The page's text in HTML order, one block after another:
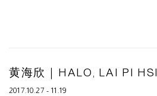
黄海欣｜HALO, LAI PI HSI
2017.10.27 - 11.19